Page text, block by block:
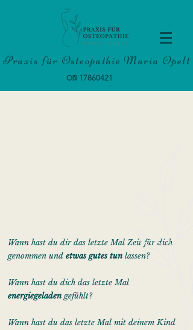
Praxis für Osteopathie Maria Opelt
0151 17860421
Wann hast du dir das letzte Mal Zeit für dich
genommen und etwas gutes tunlassen?
Wann hast du dich das letzte Mal
energiegeladengefühlt?
Wann hast du das letzte Mal mit deinem Kind